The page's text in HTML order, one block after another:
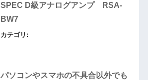
SPEC D級アナログアンプ RSA-
BW7
カテゴリ:
パソコンやスマホの不具合以外でも